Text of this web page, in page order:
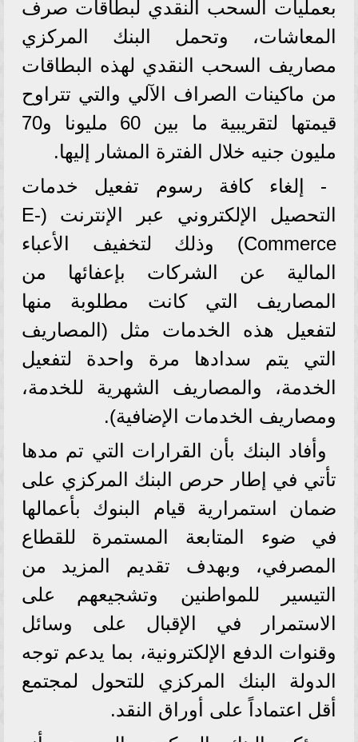
بعمليات السحب النقدي لبطاقات صرف
المعاشات، وتحمل البنك المركزي
مصاريف السحب النقدي لهذه البطاقات
من ماكينات الصراف الآلي والتي تتراوح
قيمتها لتقريبية ما بين 60 مليونا و70
مليون جنيه خلال الفترة المشار إليها.
- إلغاء كافة رسوم تفعيل خدمات
التحصيل الإلكتروني عبر الإنترنت (E-
Commerce) وذلك لتخفيف الأعباء
المالية عن الشركات بإعفائها من
المصاريف التي كانت مطلوبة منها
لتفعيل هذه الخدمات مثل (المصاريف
التي يتم سدادها مرة واحدة لتفعيل
الخدمة، والمصاريف الشهرية للخدمة،
ومصاريف الخدمات الإضافية).
وأفاد البنك بأن القرارات التي تم مدها
تأتي في إطار حرص البنك المركزي على
ضمان استمرارية قيام البنوك بأعمالها
في ضوء المتابعة المستمرة للقطاع
المصرفي، وبهدف تقديم المزيد من
التيسير للمواطنين وتشجيعهم على
الاستمرار في الإقبال على وسائل
وقنوات الدفع الإلكترونية، بما يدعم توجه
الدولة البنك المركزي للتحول لمجتمع
أقل اعتماداً على أوراق النقد.